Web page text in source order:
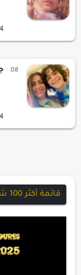
قائمة أكثر 100 شخصية أدبية تأثيرًا في عام 2025